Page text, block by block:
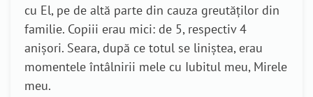
cu El, pe de altă parte din cauza greutăților din
familie. Copiii erau mici: de 5, respectiv 4
anișori. Seara, după ce totul se liniștea, erau
momentele întâlnirii mele cu Iubitul meu, Mirele
meu.